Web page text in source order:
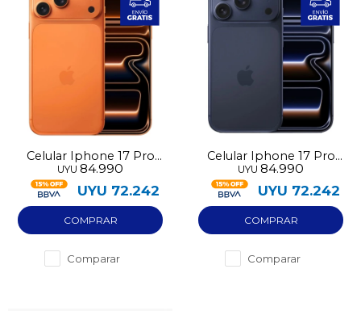
Celular Iphone 17 Pro
256GB Nuevo
UYU 84.990
UYU 72.242
Comparar
Celular Iphone 17 Pro
256GB Nuevo
UYU 84.990
UYU 72.242
Comparar